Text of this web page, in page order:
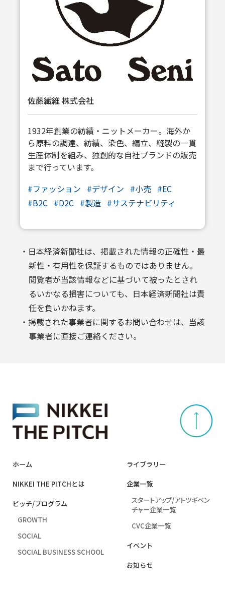
佐藤繊維 株式会社
1932年創業の紡績・ニットメーカー。海外か
ら原料の調達、紡績、染色、編立、縫製の一貫
生産体制を組み、独創的な自社ブランドの販売
まで行っています。
#ファッション #デザイン #小売 #EC
#B2C #D2C #製造 #サステナビリティ
・日本経済新聞社は、掲載された情報の正確性・最
新性・有用性を保証するものではありません。
閲覧者が当該情報などに基づいて被ったとされ
るいかなる損害についても、日本経済新聞社は責
任を負いかねます。
・掲載された事業者に関するお問い合わせは、当該
事業者に直接ご連絡ください。
ホーム
NIKKEI THE PITCHとは
ピッチ/プログラム
GROWTH
SOCIAL
SOCIAL BUSINESS SCHOOL
ライブラリー
企業⼀覧
スタートアップ/アトツギベン
チャー企業一覧
CVC企業一覧
イベント
お知らせ